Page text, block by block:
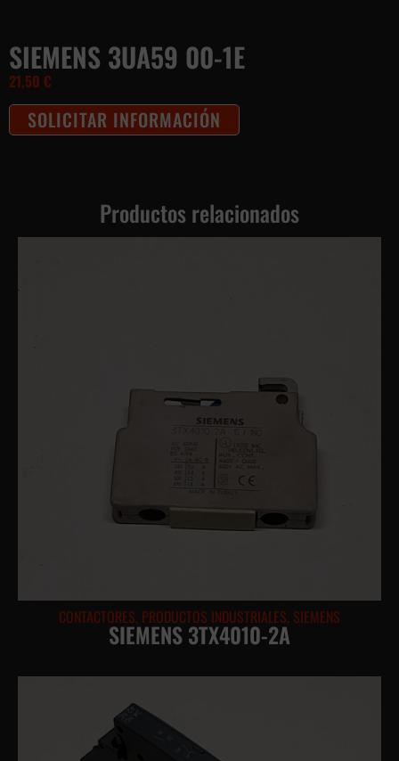
SIEMENS 3UA59 00-1E
21,50 €
SOLICITAR INFORMACIÓN
Productos relacionados
CONTACTORES, PRODUCTOS INDUSTRIALES, SIEMENS
SIEMENS 3TX4010-2A